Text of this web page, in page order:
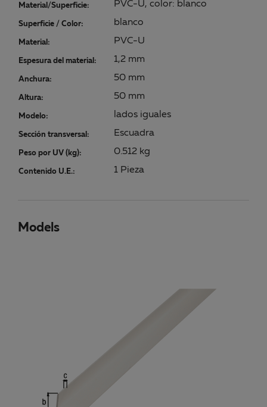
Material/Superficie: PVC-U, color: blanco
Superficie / Color: blanco
Material: PVC-U
Espesura del material: 1,2 mm
Anchura: 50 mm
Altura: 50 mm
Modelo: lados iguales
Sección transversal: Escuadra
Peso por UV (kg): 0.512 kg
Contenido U.E.: 1 Pieza
Models